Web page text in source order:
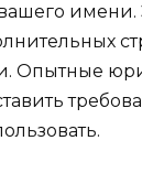
имени.
Опытные